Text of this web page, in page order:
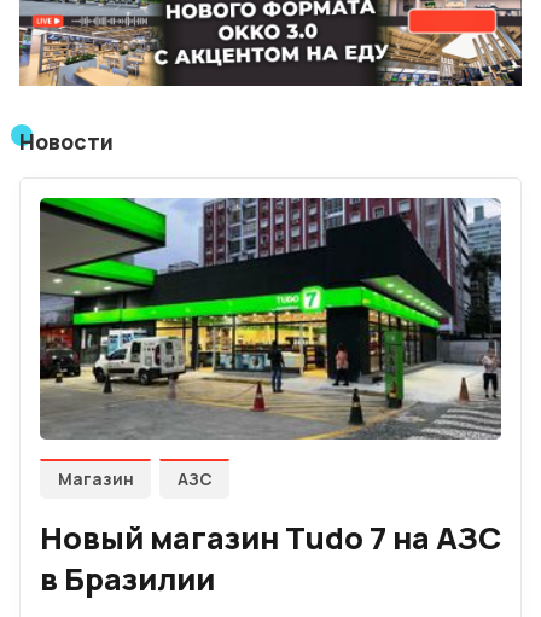
Мнения
Условия использования материалов
Политика конфиденциальности и cookie
Новости
Магазин АЗС
Новый магазин Tudo 7 на АЗС
в Бразилии